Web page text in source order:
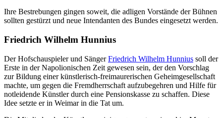
Ihre Bestrebungen gingen soweit, die adligen Vorstände der Bühnen
sollten gestürzt und neue Intendanten des Bundes eingesetzt werden.
Friedrich Wilhelm Hunnius
Der Hofschauspieler und SängerFriedrich Wilhelm Hunnius soll der
Erste in der Napolionischen Zeit gewesen sein, der den Vorschlag
zur Bildung einer künstlerisch-freimaurerischen Geheimgesellschaft
machte, um gegen die Fremdherrschaft aufzubegehren und Hilfe für
notleidende Künstler durch eine Pensionskasse zu schaffen. Diese
Idee setzte er in Weimar in die Tat um.